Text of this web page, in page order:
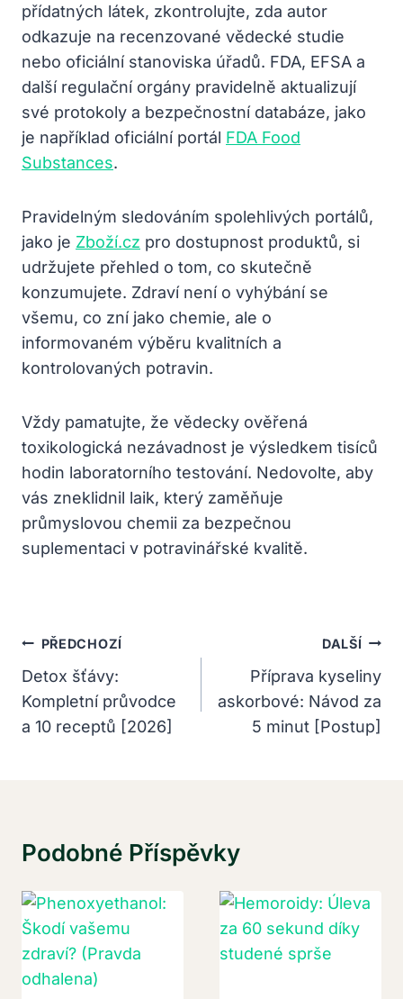
přídatných látek, zkontrolujte, zda autor
odkazuje na recenzované vědecké studie
nebo oficiální stanoviska úřadů. FDA, EFSA a
další regulační orgány pravidelně aktualizují
své protokoly a bezpečnostní databáze, jako
je například oficiální portál FDA Food
Substances.
Pravidelným sledováním spolehlivých portálů,
jako je Zboží.cz pro dostupnost produktů, si
udržujete přehled o tom, co skutečně
konzumujete. Zdraví není o vyhýbání se
všemu, co zní jako chemie, ale o
informovaném výběru kvalitních a
kontrolovaných potravin.
Vždy pamatujte, že vědecky ověřená
toxikologická nezávadnost je výsledkem tisíců
hodin laboratorního testování. Nedovolte, aby
vás zneklidnil laik, který zaměňuje
průmyslovou chemii za bezpečnou
suplementaci v potravinářské kvalitě.
Navigace
Pro
Příspěvek
PŘEDCHOZÍ
Detox šťávy:
Kompletní průvodce
a 10 receptů [2026]
DALŠÍ
Příprava kyseliny
askorbové: Návod za
5 minut [Postup]
Podobné Příspěvky